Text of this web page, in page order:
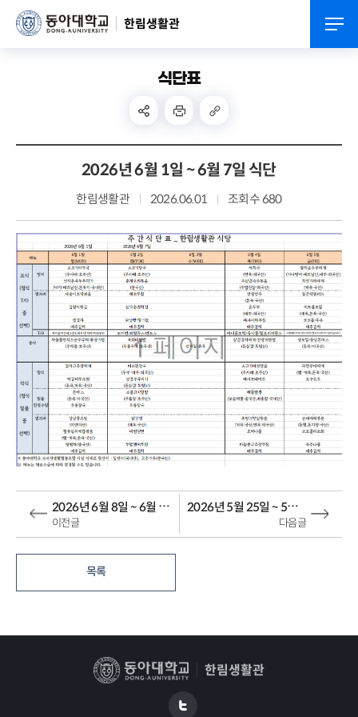
한림생활관
식단표
2026년 6월 1일 ~ 6월 7일 식단
한림생활관 2026.06.01 조회수 680
이전글
2026년 6월 8일 ~ 6월 14일 식단
다음글
2026년 5월 25일 ~ 5월 31일 식단
목록
한림생활관